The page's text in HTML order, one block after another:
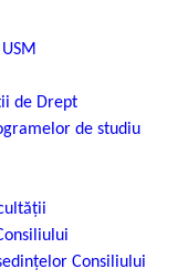
de Drept
de studiu
Consiliului